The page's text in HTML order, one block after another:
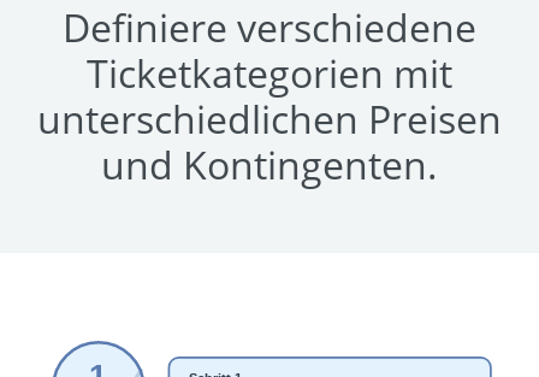
Definiere verschiedene
Ticketkategorien mit
unterschiedlichen Preisen
und Kontingenten.